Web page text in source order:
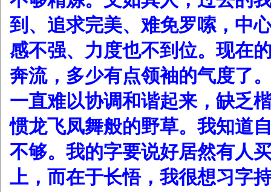
到、追求完美、难免罗嗦，中
感不强、力度也不到位。现在
奔流，多少有点领袖的气度了
一直难以协调和谐起来，缺乏
惯龙飞凤舞般的野草。我知道
不够。我的字要说好居然有人
上，而在于长悟，我很想习字